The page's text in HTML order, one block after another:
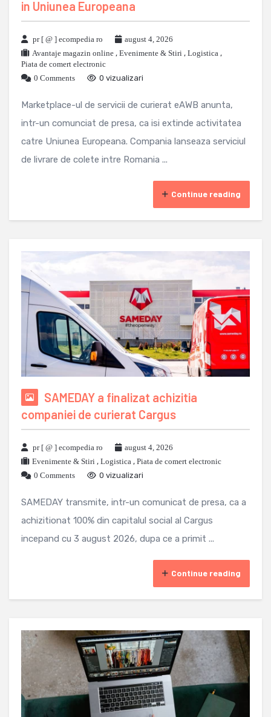
in Uniunea Europeana
pr [ @ ] ecompedia ro
august 4, 2026
Avantaje magazin online , Evenimente & Stiri , Logistica ,
Piata de comert electronic
0 Comments
0 vizualizari
Marketplace-ul de servicii de curierat eAWB anunta,
intr-un comunciat de presa, ca isi extinde activitatea
catre Uniunea Europeana. Compania lanseaza serviciul
de livrare de colete intre Romania ...
Continue reading
SAMEDAY a finalizat achizitia
companiei de curierat Cargus
pr [ @ ] ecompedia ro
august 4, 2026
Evenimente & Stiri , Logistica , Piata de comert electronic
0 Comments
0 vizualizari
SAMEDAY transmite, intr-un comunicat de presa, ca a
achizitionat 100% din capitalul social al Cargus
incepand cu 3 august 2026, dupa ce a primit ...
Continue reading